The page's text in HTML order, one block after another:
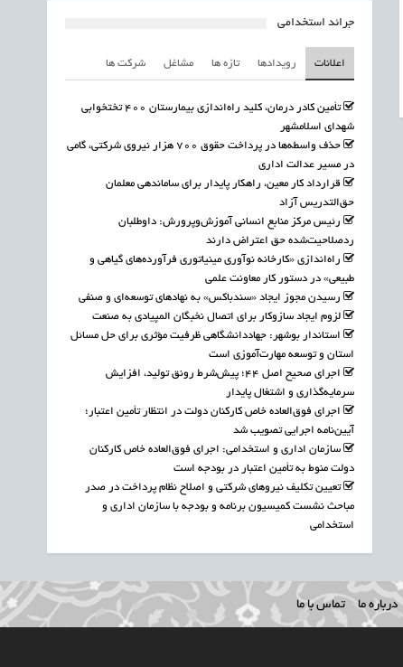
جرائد استخدامی
اعلانات رویدادها تازه ها مشاغل شرکت ها
تأمین کادر درمان، کلید راه‌اندازی بیمارستان ۴۰۰ تختخوابی
شهدای اسلامشهر
حذف واسطه‌ها در پرداخت حقوق ۷۰۰ هزار نیروی شرکتی، گامی
در مسیر عدالت اداری
قرارداد کار معین، راهکار پایدار برای ساماندهی معلمان
حق‌التدریس آزاد
رئیس مرکز منابع انسانی آموزش‌وپرورش: داوطلبان
ردصلاحیت‌شده حق اعتراض دارند
راه‌اندازی «کارخانه نوآوری مینیاتوری فرآورده‌های گیاهی و
طبیعی» در دستور کار معاونت علمی
رسیدن مجوز ایجاد «سندباکس» به نهادهای توسعه‌ای و صنفی
لزوم ایجاد سازوکار برای اتصال نخبگان المپیادی به صنعت
استاندار بوشهر: جهاددانشگاهی ظرفیت مؤثری برای حل مسائل
استان و توسعه مهارت‌آموزی است
اجرای صحیح اصل ۴۴؛ پیش‌شرط رونق تولید، افزایش
سرمایه‌گذاری و اشتغال پایدار
اجرای فوق‌العاده خاص کارکنان دولت در انتظار تأمین اعتبار؛
آیین‌نامه اجرایی تصویب شد
سازمان اداری و استخدامی: اجرای فوق‌العاده خاص کارکنان
دولت منوط به تأمین اعتبار در بودجه است
تعیین تکلیف نیروهای شرکتی و اصلاح نظام پرداخت در صدر
مباحث نشست کمیسیون برنامه و بودجه با سازمان اداری و
استخدامی
درباره ما تماس با ما